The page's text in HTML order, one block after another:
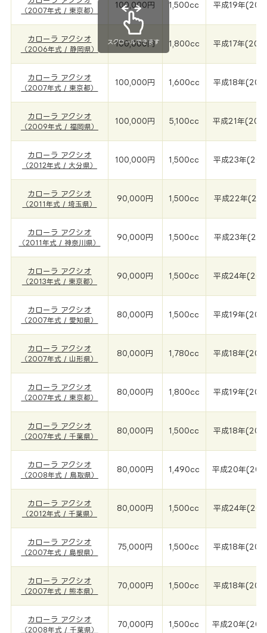
（2007年式 / 東京都）
100,000円 1,500cc 平成19年
カローラ アクシオ
（2006年式 / 静岡県）
100,000円 1,800cc 平成17年
カローラ アクシオ
（2007年式 / 東京都）
100,000円 1,600cc 平成18年
カローラ アクシオ
（2009年式 / 福岡県）
100,000円 5,100cc 平成21年
カローラ アクシオ
（2012年式 / 大分県）
100,000円 1,500cc 平成23年
カローラ アクシオ
（2011年式 / 埼玉県）
90,000円 1,500cc 平成22年
カローラ アクシオ
（2011年式 / 神奈川県）
90,000円 1,500cc 平成23年
カローラ アクシオ
（2013年式 / 東京都）
90,000円 1,500cc 平成24年
カローラ アクシオ
（2007年式 / 愛知県）
80,000円 1,500cc 平成19年
カローラ アクシオ
（2007年式 / 山形県）
80,000円 1,780cc 平成18年
カローラ アクシオ
（2007年式 / 東京都）
80,000円 1,800cc 平成19年
カローラ アクシオ
（2007年式 / 千葉県）
80,000円 1,500cc 平成18年
カローラ アクシオ
（2008年式 / 鳥取県）
80,000円 1,490cc 平成20年
カローラ アクシオ
（2012年式 / 千葉県）
80,000円 1,500cc 平成24年
カローラ アクシオ
（2007年式 / 島根県）
75,000円 1,500cc 平成18年
カローラ アクシオ
（2007年式 / 熊本県）
70,000円 1,500cc 平成18年
カローラ アクシオ
（2008年式 / 千葉県）
70,000円 1,500cc 平成20年
スクロールできます